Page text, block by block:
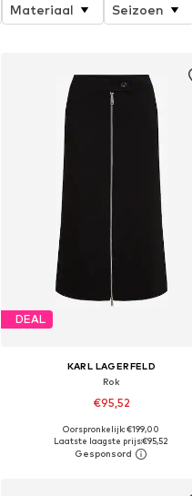
Materiaal Seizoen
DEAL
KARL LAGERFELD
Rok
€95,52
Beschikbare maten: 34, 36, 38, 40
In winkelmandje
Oorspronkelijk: €199,00
Laatste laagste prijs:€95,52